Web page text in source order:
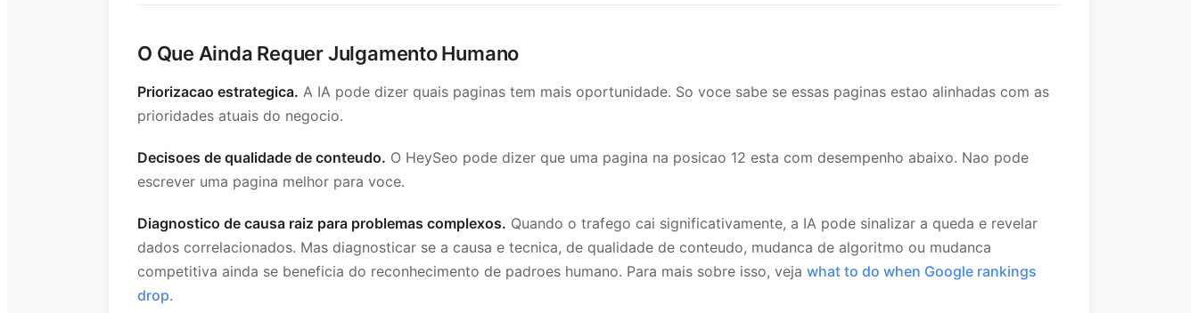
O Que Ainda Requer Julgamento Humano
Priorizacao estrategica. A IA pode dizer quais paginas tem mais oportunidade. So voce sabe se essas paginas estao alinhadas com as
prioridades atuais do negocio.
Decisoes de qualidade de conteudo. O HeySeo pode dizer que uma pagina na posicao 12 esta com desempenho abaixo. Nao pode
escrever uma pagina melhor para voce.
Diagnostico de causa raiz para problemas complexos. Quando o trafego cai significativamente, a IA pode sinalizar a queda e revelar
dados correlacionados. Mas diagnosticar se a causa e tecnica, de qualidade de conteudo, mudanca de algoritmo ou mudanca
competitiva ainda se beneficia do reconhecimento de padroes humano. Para mais sobre isso, veja what to do when Google rankings
drop.